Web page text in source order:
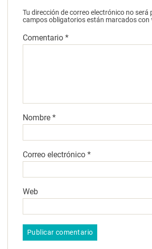
Tu dirección de correo electrónico no será
campos obligatorios están marcados con
Comentario *
Nombre *
Correo electrónico *
Web